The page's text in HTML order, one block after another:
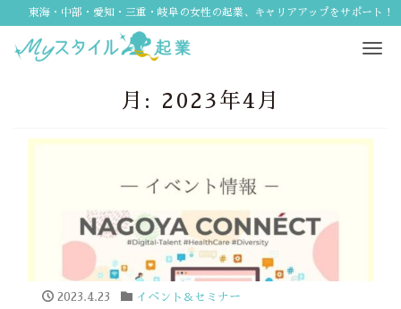
東海・中部・愛知・三重・岐阜の女性の起業、キャリアアップをサポート！
月: 2023年4月
2023.4.23 イベント＆セミナー